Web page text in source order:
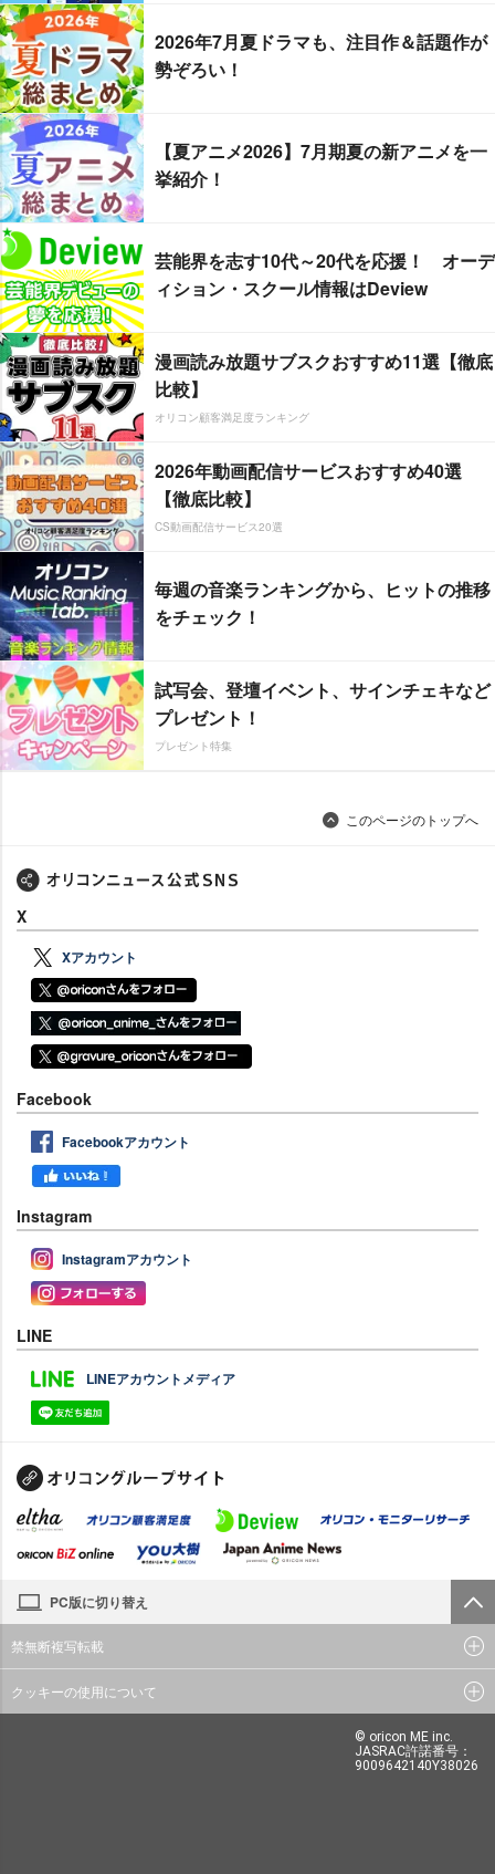
2026年7月夏ドラマも、注目作＆話題作が
勢ぞろい！
【夏アニメ2026】7月期夏の新アニメを一
挙紹介！
芸能界を志す10代～20代を応援！ オーデ
ィション・スクール情報はDeview
漫画読み放題サブスクおすすめ11選【徹底
比較】
オリコン顧客満足度ランキング
2026年動画配信サービスおすすめ40選
【徹底比較】
CS動画配信サービス20選
毎週の音楽ランキングから、ヒットの推移
をチェック！
試写会、登壇イベント、サインチェキなど
プレゼント！
プレゼント特集
このページのトップへ
X
Xアカウント
Facebook
Facebookアカウント
Instagram
Instagramアカウント
LINE
LINEアカウントメディア
PC版に切り替え
禁無断複写転載
クッキーの使用について
© oricon ME inc.
JASRAC許諾番号：
9009642140Y38026